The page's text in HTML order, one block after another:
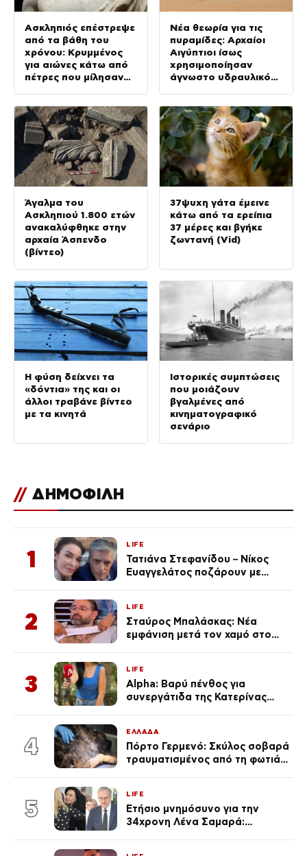
Ασκληπιός επέστρεψε
από τα βάθη του
χρόνου: Κρυμμένος
για αιώνες κάτω από
πέτρες που μίλησαν
Νέα θεωρία για τις
πυραμίδες: Αρχαίοι
Αιγύπτιοι ίσως
χρησιμοποίησαν
άγνωστο υδραυλικό
Άγαλμα του
Ασκληπιού 1.800 ετών
ανακαλύφθηκε στην
αρχαία Άσπενδο
(βίντεο)
37ψυχη γάτα έμεινε
κάτω από τα ερείπια
37 μέρες και βγήκε
ζωντανή (Vid)
Η φύση δείχνει τα
«δόντια» της και οι
άλλοι τραβάνε βίντεο
με τα κινητά
Ιστορικές συμπτώσεις
που μοιάζουν
βγαλμένες από
κινηματογραφικό
σενάριο
// ΔΗΜΟΦΙΛΗ
1
LIFE
Τατιάνα Στεφανίδου – Νίκος
Ευαγγελάτος ποζάρουν με
2
LIFE
Σταύρος Μπαλάσκας: Νέα
εμφάνιση μετά τον χαμό στο
3
LIFE
Alpha: Βαρύ πένθος για
συνεργάτιδα της Κατερίνας
του Θεού»
4
ΕΛΛΑΔΑ
Πόρτο Γερμενό: Σκύλος σοβαρά
τραυματισμένος από τη φωτιά
5
LIFE
Ετήσιο μνημόσυνο για την
34χρονη Λένα Σαμαρά: